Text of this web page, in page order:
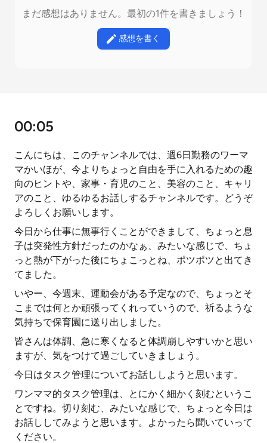
まだ感想はありません。最初の1件を書きましょう！
感想を書く
00:05
こんにちは、このチャンネルでは、週6日勤務のワーマ
マかいほが、今よりちょっと自由を手に入れるための趣
向のヒントや、家事・育児のこと、美容のこと、キャリ
アのこと、ゆるゆるお話しするチャンネルです。どうぞ
よろしくお願いします。
今日から仕事に無事行くことができまして、ちょっと息
子は突発性方針だったのかなぁ、みたいな感じで、ちょ
っと熱が下がった後にちょこっとね、ポツポツと出てき
てました。
いやー、今週末、運動会がある予定なので、ちょっとそ
こまでは何とか頑張ってくれっていうので、祈るような
気持ちで保育園に送り出しました。
皆さんは体調、急に寒くなると体調崩しやすいかと思い
ますが、気をつけて過ごしていきましょう。
今日はタスク管理についてお話ししようと思います。
ワンママ的タスク管理は、とにかく細かく刻むというこ
とですね。切り刻む、みたいな感じで、ちょっと今日は
お話ししてみようと思います。よかったら聞いていって
ください。